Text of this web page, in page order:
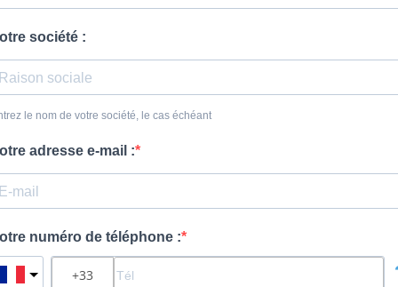
société :
le nom de votre société, le cas échéant
adresse e-mail :
numéro de téléphone :